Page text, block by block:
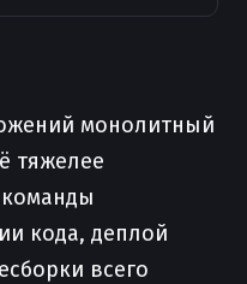
монолитный
тяжелее
кода, деплой
всего